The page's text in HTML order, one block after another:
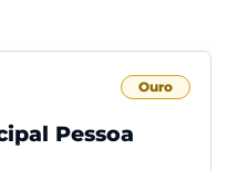
Ouro
Pessoa